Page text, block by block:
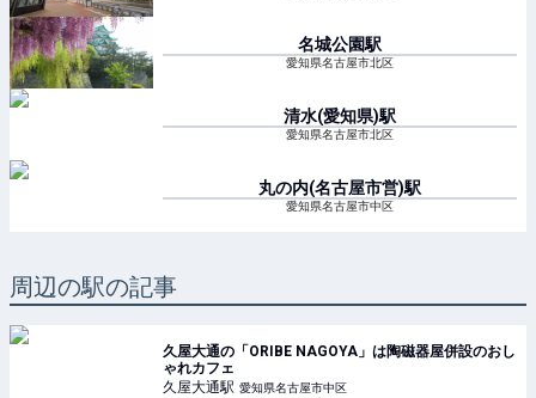
名城公園駅
愛知県名古屋市北区
清水(愛知県)駅
愛知県名古屋市北区
丸の内(名古屋市営)駅
愛知県名古屋市中区
周辺の駅の記事
久屋大通の「ORIBE NAGOYA」は陶磁器屋併設のおし
ゃれカフェ
久屋大通駅 愛知県名古屋市中区